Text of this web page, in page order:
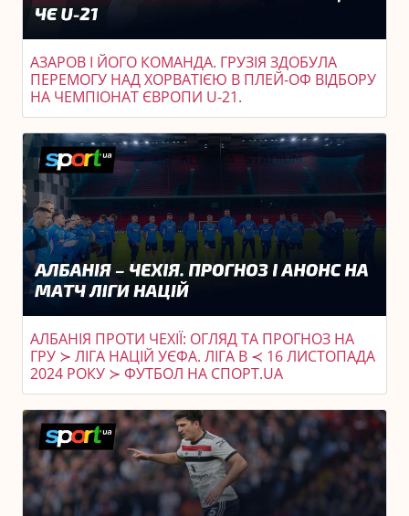
АЗАРОВ І ЙОГО КОМАНДА. ГРУЗІЯ ЗДОБУЛА
ПЕРЕМОГУ НАД ХОРВАТІЄЮ В ПЛЕЙ-ОФ ВІДБОРУ
НА ЧЕМПІОНАТ ЄВРОПИ U-21.
АЛБАНІЯ ПРОТИ ЧЕХІЇ: ОГЛЯД ТА ПРОГНОЗ НА
ГРУ ≻ ЛІГА НАЦІЙ УЄФА. ЛІГА B ≺ 16 ЛИСТОПАДА
2024 РОКУ ≻ ФУТБОЛ НА СПОРТ.UA